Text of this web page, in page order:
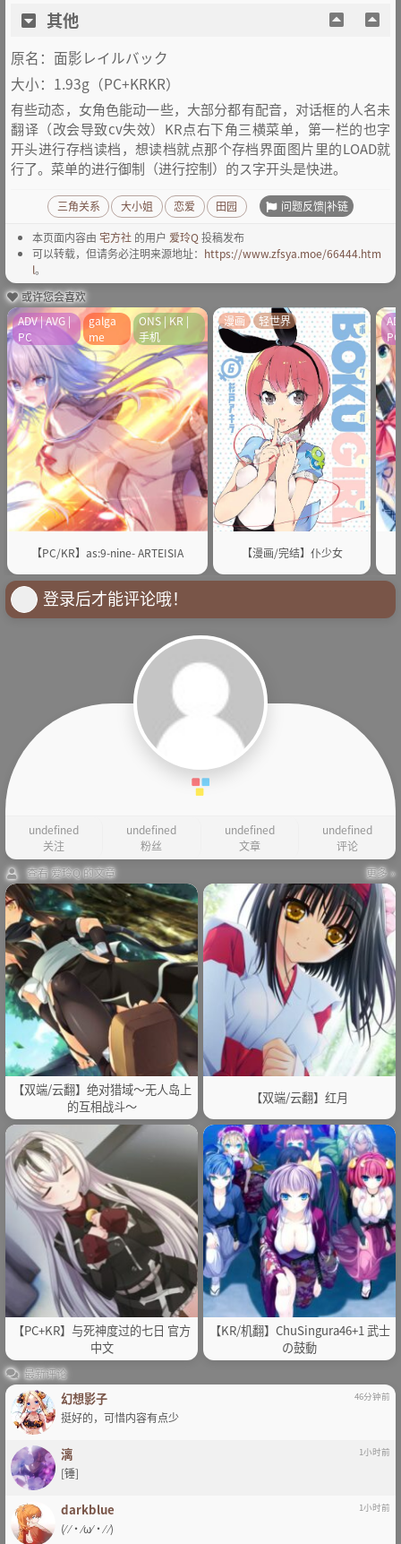
其他
原名：面影レイルバック
大小：1.93g（PC+KRKR）
有些动态，女角色能动一些，大部分都有配音，对话框的人名未
翻译（改会导致cv失效）KR点右下角三横菜单，第一栏的也字
开头进行存档读档，想读档就点那个存档界面图片里的LOAD就
行了。菜单的进行御制（进行控制）的ス字开头是快进。
三角关系 大小姐 恋爱 田园 问题反馈|补链
本页面内容由 宅方社 的用户 爱玲Q投稿发布
可以转载，但请务必注明来源地址： https://www.zfsya.moe/66444.htm
l。
或许您会喜欢
【PC/KR】as:9-nine- ARTEISIA
ADV | AVG |
PC
galga
me
ONS | KR |
手机
【漫画/完结】仆少女
漫画 轻世界
PC
登录后才能评论哦！
undefined
关注
undefined
粉丝
undefined
文章
undefined
评论
查看 爱玲Q 的文章
更多 »
【双端/云翻】绝对猎域～无人岛上
的互相战斗～
【双端/云翻】红月
【PC+KR】与死神度过的七日 官方
中文
【KR/机翻】ChuSingura46+1 武士
の鼓動
最新评论
幻想影子 46分钟前
挺好的，可惜内容有点少
漓 1小时前
[锤]
darkblue 1小时前
(⁄ ⁄•⁄ω⁄•⁄ ⁄)